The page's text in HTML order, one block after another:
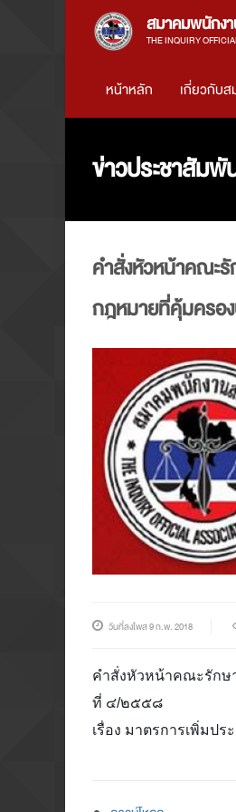
สมาคมพนักง
THE INQUIRY
หน้าหลัก เกี่ยวกับ
ข่าวประชาสัมพั
คำสั่งหัวหน้าคณะ
กฎหมายที่คุ้มครอง
วันที่ลงโพส 9 ก.พ. 2018
คำสั่งหัวหน้าคณะรักษ
ที่ ๔/๒๕๕๘
เรื่อง มาตรการเพิ่มป